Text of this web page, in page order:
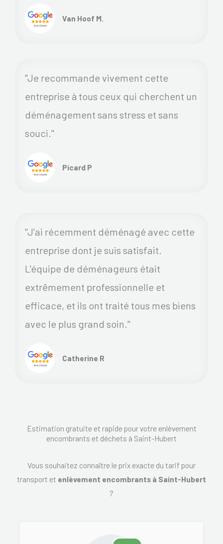
Van Hoof M.
"Je recommande vivement cette
entreprise à tous ceux qui cherchent un
déménagement sans stress et sans
souci."
Picard P
"J'ai récemment déménagé avec cette
entreprise dont je suis satisfait.
L'équipe de déménageurs était
extrêmement professionnelle et
efficace, et ils ont traité tous mes biens
avec le plus grand soin."
Catherine R
Estimation gratuite et rapide pour votre enlèvement
encombrants et déchets à Saint-Hubert
Vous souhaitez connaître le prix exacte du tarif pour
transport et enlèvement encombrants à Saint-Hubert
?